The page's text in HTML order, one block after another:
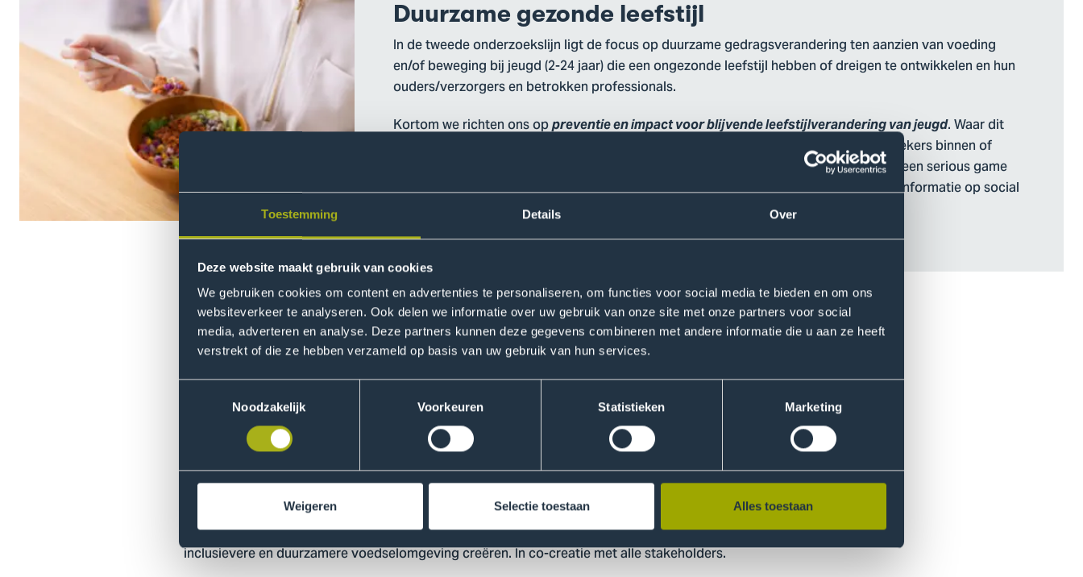
Toestemming Details Over
Deze website maakt gebruik van cookies
We gebruiken cookies om content en advertenties te personaliseren, om functies voor social media te bieden en om ons
websiteverkeer te analyseren. Ook delen we informatie over uw gebruik van onze site met onze partners voor social
media, adverteren en analyse. Deze partners kunnen deze gegevens combineren met andere informatie die u aan ze heeft
verstrekt of die ze hebben verzameld op basis van uw gebruik van hun services.
Noodzakelijk
Voorkeuren Statistieken Marketing
Weigeren Selectie toestaan Alles toestaan
Duurzame gezonde leefstijl
In de tweede onderzoekslijn ligt de focus op duurzame gedragsverandering ten aanzien van voeding
en/of beweging bij jeugd (2-24 jaar) die een ongezonde leefstijl hebben of dreigen te ontwikkelen en hun
ouders/verzorgers en betrokken professionals.
Kortom we richten ons oppreventie en impact voor blijvende leefstijlverandering van jeugd. Waar dit
past zetten we technologie in. Hiervoor betrekken we expertise van collega-onderzoekers binnen of
buiten het lectoraat. Denk bijvoorbeeld aan de ontwikkeling van de influencer game, een serious game
om leerlingen van het vmbo weerbaar te maken tegen gezondheidsgerelateerde desinformatie op social
Doelgroepen waar we ons op richten zijn de jeugd zelf, maar ook hun ouders en betrokken professionals. Maar wel
altijd vanuit de ogen van het kind. Door bewuste keuze van thema’s en doelgroepen willen we bijdragen aan het
verkleinen van gezondheidsverschillen. Zo hebben we bijvoorbeeld een projectMbo-student in Actie voor Plantaardig
voedsel (MAP) , waarin huidig voedselkeuzegedrag van mbo-studenten wordt onderzocht. Studenten ontwikkelen
vervolgens ideeën die meer plantaardig gedrag stimuleren, wat handelingsperspectieven biedt voor impactvolle
interventies.
Een ander voorbeeld isVMBO in beweging (VIBE)waarin het doel is om de beweegactiviteit en motivatie van leerlingen
op het vmbo te versterken met een toename van tien procent.
Healthy@HHsis een voorbeeld van “practice what you preach”. We willen op en rondom de Haagse een gezondere,
inclusievere en duurzamere voedselomgeving creëren. In co-creatie met alle stakeholders.